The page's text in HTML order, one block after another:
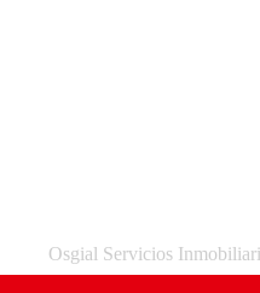
Osgial Servicios